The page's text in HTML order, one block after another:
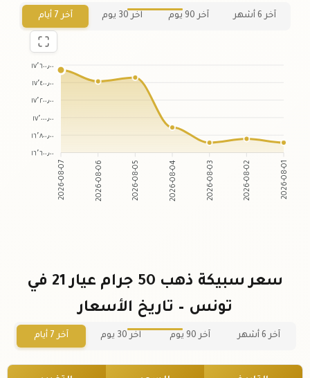
آخر 6 أشهر آخر 90 يوم آخر 30 يوم آخر 7 أيام
١٧٬٦٠٠٫٠٠
١٧٬٤٠٠٫٠٠
١٧٬٢٠٠٫٠٠
١٧٬٠٠٠٫٠٠
١٦٬٨٠٠٫٠٠
١٦٬٦٠٠٫٠٠
2026-08-07 2026-08-06 2026-08-05 2026-08-04 2026-08-03 2026-08-02 2026-08-01
سعر سبيكة ذهب 50 جرام عيار 21 في
تونس – تاريخ الأسعار
آخر 6 أشهر آخر 90 يوم آخر 30 يوم آخر 7 أيام